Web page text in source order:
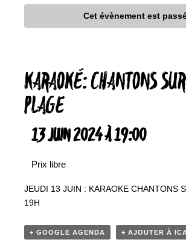
Cet évènement est
KARAOKÉ: CHANTONS
PLAGE
13 JUIN 2024 À 19:00
Prix libre
JEUDI 13 JUIN : KARAOKE CHANTONS
19H
+ GOOGLE AGENDA + AJOUTER À